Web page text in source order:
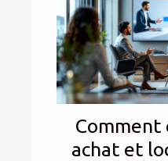
achat et